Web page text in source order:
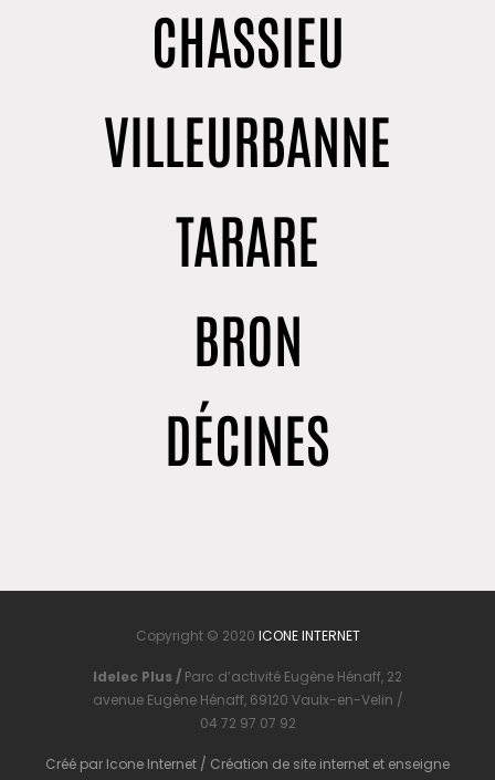
CHASSIEU
VILLEURBANNE
TARARE
BRON
DÉCINES
Copyright © 2020 ICONE INTERNET
Idelec Plus / Parc d’activité Eugène Hénaff, 22
avenue Eugène Hénaff, 69120 Vaulx-en-Velin /
04 72 97 07 92
Créé par Icone Internet / Création de site internet et enseigne